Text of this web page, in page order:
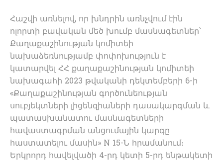
Հաշվի առնելով, որ խնդրին առնչվում էին
ոլորտի բավական մեծ խումբ մասնագետներ՝
Քաղաքաշինության կոմիտեի
նախաձեռնությամբ փոփոխություն է
կատարվել ՀՀ քաղաքաշինության կոմիտեի
նախագահի 2023 թվականի դեկտեմբերի 6-ի
«Քաղաքաշինության գործունեության
սուբյեկտների լիցենզիաների դասակարգման և
պատասխանատու մասնագետների
հավաստագրման անցումային կարգը
հաստատելու մասին» N 15-Ն հրամանում։
Երկրորդ հավելվածի 4-րդ կետի 5-րդ ենթակետի